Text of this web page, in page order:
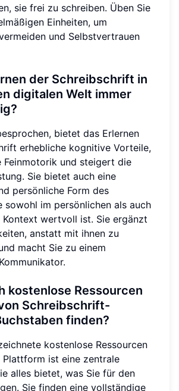
sie frei zu schreiben. Üben Sie
Einheiten, um
und Selbstvertrauen
der Schreibschrift in
digitalen Welt immer
bietet das Erlernen
erhebliche kognitive Vorteile,
Feinmotorik und steigert die
Sie bietet auch eine
persönliche Form des
sowohl im persönlichen als auch
Kontext wertvoll ist. Sie ergänzt
anstatt mit ihnen zu
macht Sie zu einem
kostenlose Ressourcen
Schreibschrift-
finden?
kostenlose Ressourcen
Plattform ist eine zentrale
alles bietet, was Sie für den
Sie finden eine vollständige